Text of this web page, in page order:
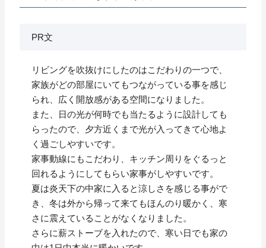
PR文
リビングを吹抜けにしたのはこだわりの一つで、
家族がどの部屋にいてもつながっている事を感じ
られ、広く開放感がある空間になりました。
また、日の光が何時でも当たるように設計しても
らったので、夕方近くまで光が入ってきて心地よ
く過ごしやすいです。
家事動線にもこだわり、キッチン周りをぐるっと
回れるようにしてもらい家事がしやすいです。
夏は炎天下の中家に入ると涼しさを感じる事がで
き、冬は外から帰って来てもほんのり暖かく、寒
さに震えていることがなくなりました。
さらに薪ストーブを入れたので、寒い日でも家の